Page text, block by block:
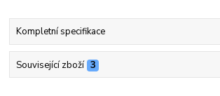
Kompletní specifikace
Související zboží 3